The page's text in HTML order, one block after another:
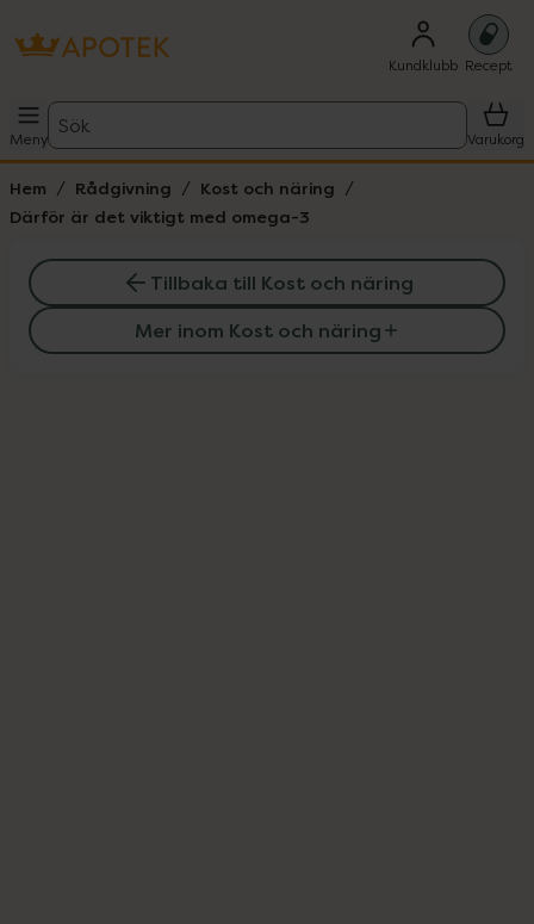
Kundklubb Recept
Meny
Sök
Varukorg
Hem Rådgivning
Kost och näring
Därför är det viktigt med omega-3
Tillbaka till Kost och näring
Mer inom Kost och näring